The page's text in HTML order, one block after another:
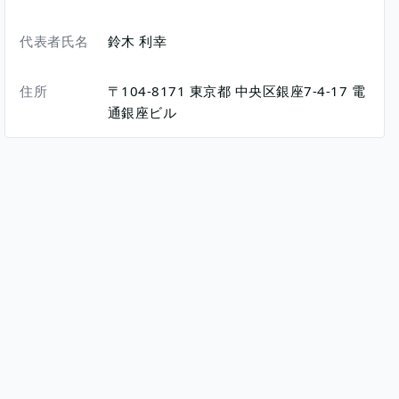
代表者氏名 鈴木 利幸
住所 〒104-8171 東京都 中央区銀座7-4-17 電
通銀座ビル